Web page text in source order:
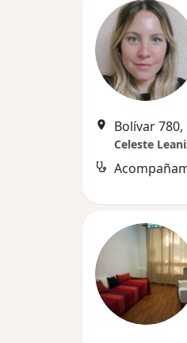
Bolívar 780,
Celeste